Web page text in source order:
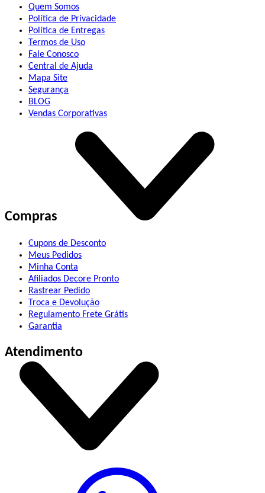
Quem Somos
Política de Privacidade
Política de Entregas
Termos de Uso
Fale Conosco
Central de Ajuda
Mapa Site
Segurança
BLOG
Vendas Corporativas
Compras
Cupons de Desconto
Meus Pedidos
Minha Conta
Afiliados Decore Pronto
Rastrear Pedido
Troca e Devolução
Regulamento Frete Grátis
Garantia
Atendimento